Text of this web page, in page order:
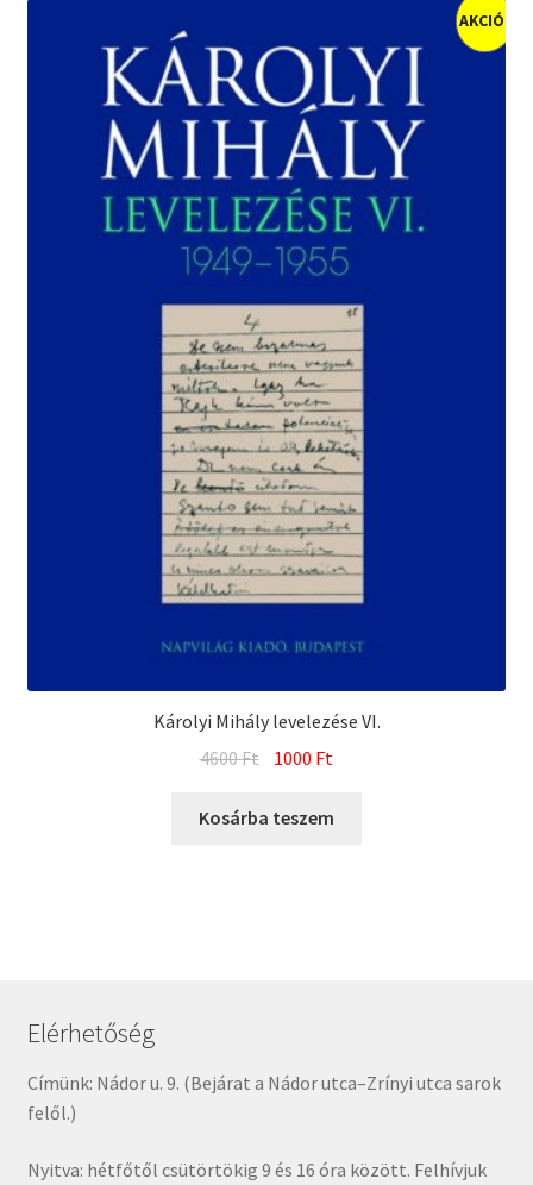
Károlyi Mihály levelezése VI.
AKCIÓ!
4600Ft Original
was:
1000 Ft
is:
Kosárba teszem
Elérhetőség
Címünk: Nádor u. 9. (Bejárat a Nádor utca–Zrínyi utca sarok
felől.)
Nyitva: hétfőtől csütörtökig 9 és 16 óra között. Felhívjuk